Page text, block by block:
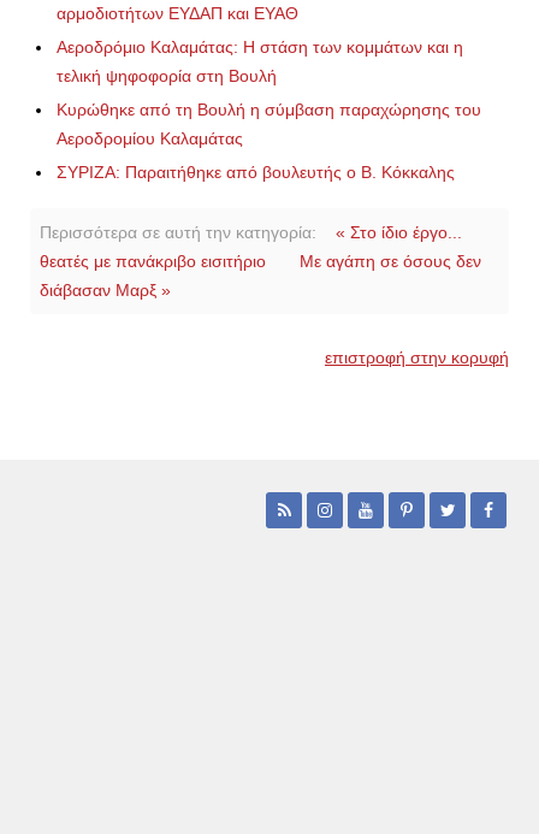
αρμοδιοτήτων ΕΥΔΑΠ και ΕΥΑΘ
Αεροδρόμιο Καλαμάτας: Η στάση των κομμάτων και η
τελική ψηφοφορία στη Βουλή
Κυρώθηκε από τη Βουλή η σύμβαση παραχώρησης του
Αεροδρομίου Καλαμάτας
ΣΥΡΙΖΑ: Παραιτήθηκε από βουλευτής ο Β. Κόκκαλης
Περισσότερα σε αυτή την κατηγορία:
« Στο ίδιο έργο...
θεατές με πανάκριβο εισιτήριο
Με αγάπη σε όσους δεν
διάβασαν Μαρξ »
επιστροφή στην κορυφή